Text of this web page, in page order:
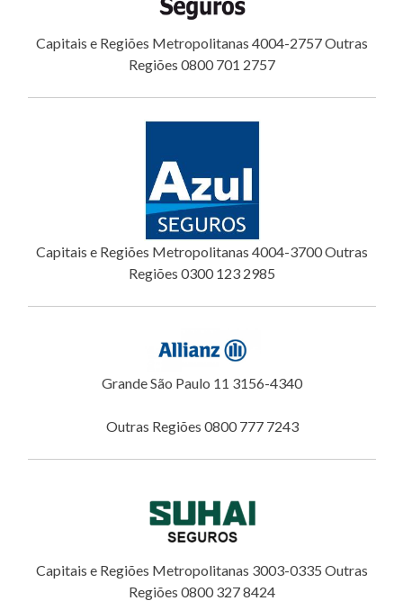
Capitais e Regiões Metropolitanas 4004-2757 Outras
Regiões 0800 701 2757
Capitais e Regiões Metropolitanas 4004-3700 Outras
Regiões 0300 123 2985
Grande São Paulo 11 3156-4340
Outras Regiões 0800 777 7243
Capitais e Regiões Metropolitanas 3003-0335 Outras
Regiões 0800 327 8424